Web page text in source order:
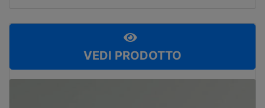
VEDI PRODOTTO